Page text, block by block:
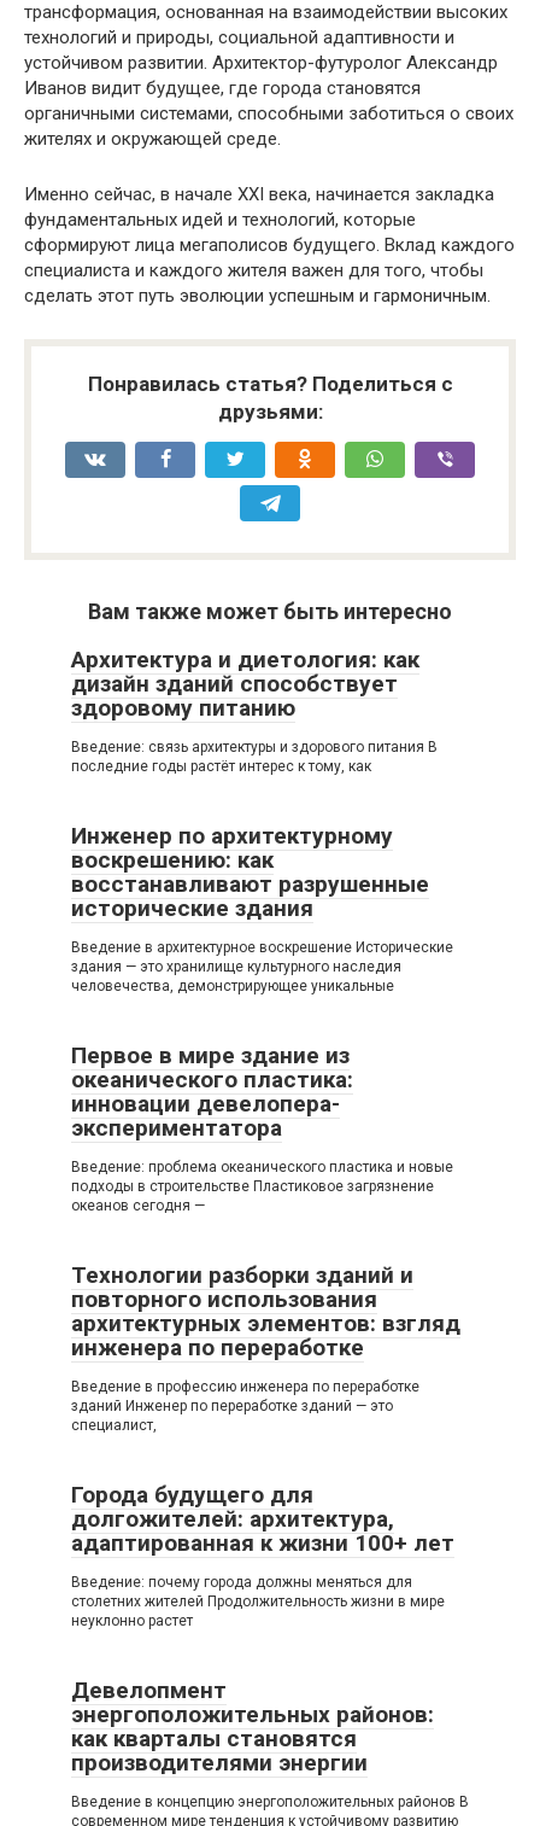
трансформация, основанная на взаимодействии высоких
технологий и природы, социальной адаптивности и
устойчивом развитии. Архитектор-футуролог Александр
Иванов видит будущее, где города становятся
органичными системами, способными заботиться о своих
жителях и окружающей среде.
Именно сейчас, в начале XXI века, начинается закладка
фундаментальных идей и технологий, которые
сформируют лица мегаполисов будущего. Вклад каждого
специалиста и каждого жителя важен для того, чтобы
сделать этот путь эволюции успешным и гармоничным.
Понравилась статья? Поделиться с
друзьями:
Вам также может быть интересно
Архитектура и диетология: как
дизайн зданий способствует
здоровому питанию
Введение: связь архитектуры и здорового питания В
последние годы растёт интерес к тому, как
Инженер по архитектурному
воскрешению: как
восстанавливают разрушенные
исторические здания
Введение в архитектурное воскрешение Исторические
здания — это хранилище культурного наследия
человечества, демонстрирующее уникальные
Первое в мире здание из
океанического пластика:
инновации девелопера-
экспериментатора
Введение: проблема океанического пластика и новые
подходы в строительстве Пластиковое загрязнение
океанов сегодня —
Технологии разборки зданий и
повторного использования
архитектурных элементов: взгляд
инженера по переработке
Введение в профессию инженера по переработке
зданий Инженер по переработке зданий — это
специалист,
Города будущего для
долгожителей: архитектура,
адаптированная к жизни 100+ лет
Введение: почему города должны меняться для
столетних жителей Продолжительность жизни в мире
неуклонно растет
Девелопмент
энергоположительных районов:
как кварталы становятся
производителями энергии
Введение в концепцию энергоположительных районов В
современном мире тенденция к устойчивому развитию